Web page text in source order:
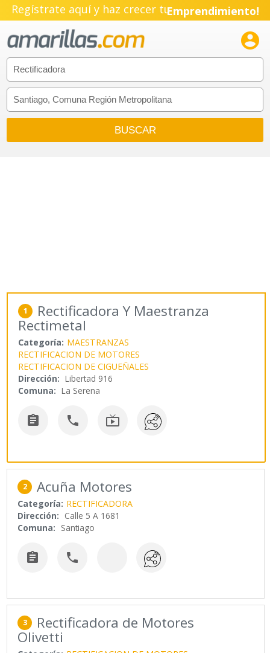
Regístrate aquí y haz crecer tuEmprendimiento!

1 Rectificadora Y Maestranza
Rectimetal
Categoría: MAESTRANZAS
RECTIFICACION DE MOTORES
RECTIFICACION DE CIGUEÑALES
Dirección: Libertad 916
Comuna: La Serena
  
2 Acuña Motores
Categoría: RECTIFICADORA
Dirección: Calle 5 A 1681
Comuna: Santiago
 
3 Rectificadora de Motores
Olivetti